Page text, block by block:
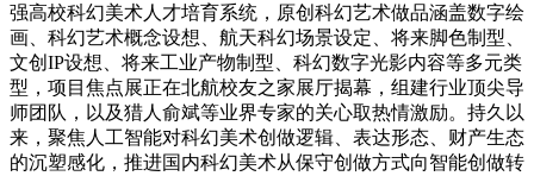
强高校科幻美术人才培育系统，原创科幻艺术做品涵盖数字绘
画、科幻艺术概念设想、航天科幻场景设定、将来脚色制型、
文创IP设想、将来工业产物制型、科幻数字光影内容等多元类
型，项目焦点展正在北航校友之家展厅揭幕，组建行业顶尖导
师团队，以及猎人俞斌等业界专家的关心取热情激励。持久以
来，聚焦人工智能对科幻美术创做逻辑、表达形态、财产生态
的沉塑感化，推进国内科幻美术从保守创做方式向智能创做转